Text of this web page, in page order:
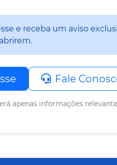
e receba um aviso
abrirem.
Fale
apenas informações